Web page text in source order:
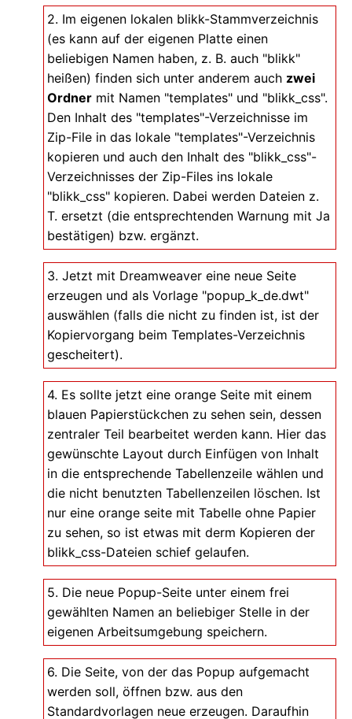
2. Im eigenen lokalen blikk-Stammverzeichnis
(es kann auf der eigenen Platte einen
beliebigen Namen haben, z. B. auch "blikk"
heißen) finden sich unter anderem auch zwei
Ordner mit Namen "templates" und "blikk_css".
Den Inhalt des "templates"-Verzeichnisse im
Zip-File in das lokale "templates"-Verzeichnis
kopieren und auch den Inhalt des "blikk_css"-
Verzeichnisses der Zip-Files ins lokale
"blikk_css" kopieren. Dabei werden Dateien z.
T. ersetzt (die entsprechtenden Warnung mit Ja
bestätigen) bzw. ergänzt.
3. Jetzt mit Dreamweaver eine neue Seite
erzeugen und als Vorlage "popup_k_de.dwt"
auswählen (falls die nicht zu finden ist, ist der
Kopiervorgang beim Templates-Verzeichnis
gescheitert).
4. Es sollte jetzt eine orange Seite mit einem
blauen Papierstückchen zu sehen sein, dessen
zentraler Teil bearbeitet werden kann. Hier das
gewünschte Layout durch Einfügen von Inhalt
in die entsprechende Tabellenzeile wählen und
die nicht benutzten Tabellenzeilen löschen. Ist
nur eine orange seite mit Tabelle ohne Papier
zu sehen, so ist etwas mit derm Kopieren der
blikk_css-Dateien schief gelaufen.
5. Die neue Popup-Seite unter einem frei
gewählten Namen an beliebiger Stelle in der
eigenen Arbeitsumgebung speichern.
6. Die Seite, von der das Popup aufgemacht
werden soll, öffnen bzw. aus den
Standardvorlagen neue erzeugen. Daraufhin